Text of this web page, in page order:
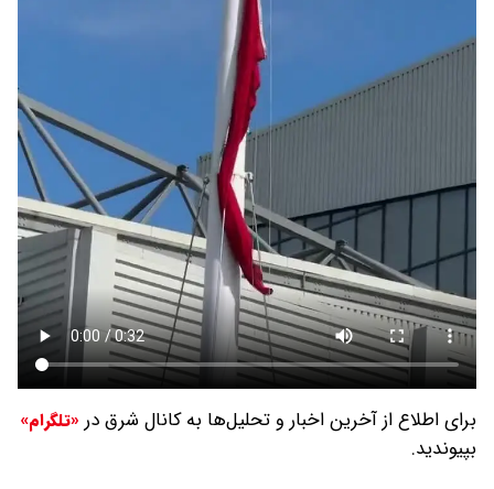
برای اطلاع از آخرین اخبار و تحلیل‌ها به کانال شرق در «تلگرام»
بپیوندید.